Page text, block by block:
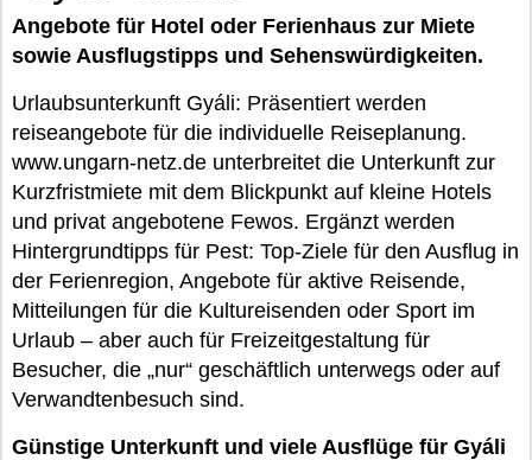
Angebote für Hotel oder Ferienhaus zur Miete
sowie Ausflugstipps und Sehenswürdigkeiten.
Urlaubsunterkunft Gyáli: Präsentiert werden
reiseangebote für die individuelle Reiseplanung.
www.ungarn-netz.de unterbreitet die Unterkunft zur
Kurzfristmiete mit dem Blickpunkt auf kleine Hotels
und privat angebotene Fewos. Ergänzt werden
Hintergrundtipps für Pest: Top-Ziele für den Ausflug in
der Ferienregion, Angebote für aktive Reisende,
Mitteilungen für die Kultureisenden oder Sport im
Urlaub – aber auch für Freizeitgestaltung für
Besucher, die „nur“ geschäftlich unterwegs oder auf
Verwandtenbesuch sind.
Günstige Unterkunft und viele Ausflüge für Gyáli